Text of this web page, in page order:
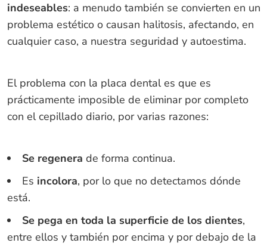
indeseables: a menudo también se convierten en un
problema estético o causan halitosis, afectando, en
cualquier caso, a nuestra seguridad y autoestima.
El problema con la placa dental es que es
prácticamente imposible de eliminar por completo
con el cepillado diario, por varias razones:
Se regenera de forma continua.
Es incolora, por lo que no detectamos dónde
está.
Se pega en toda la superficie de los dientes,
entre ellos y también por encima y por debajo de la